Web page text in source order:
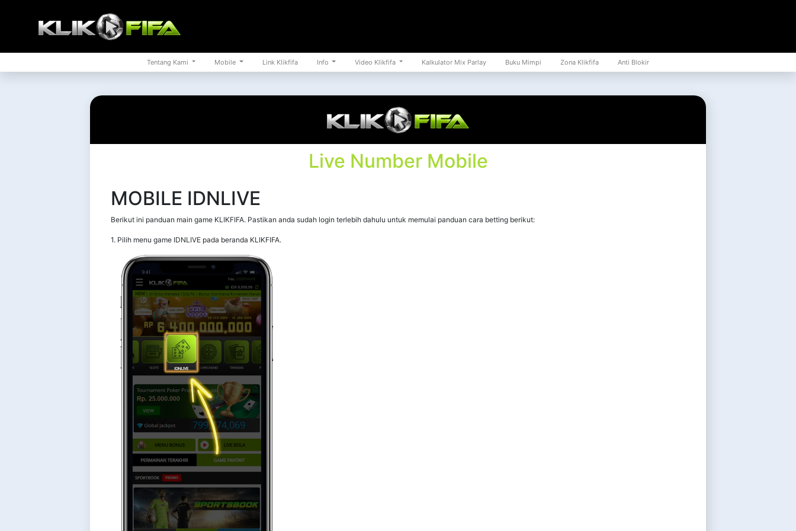
Tentang Kami Mobile Link Klikfifa Info Video Klikfifa Kalkulator Mix Parlay Buku Mimpi Zona Klikfifa Anti Blokir
Live Number Mobile
MOBILE IDNLIVE
Berikut ini panduan main game KLIKFIFA. Pastikan anda sudah login terlebih dahulu untuk memulai panduan cara betting berikut:
1. Pilih menu game IDNLIVE pada beranda KLIKFIFA.